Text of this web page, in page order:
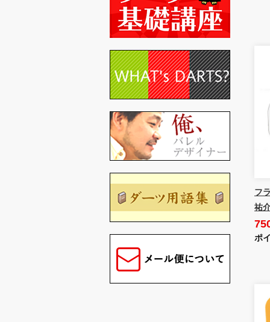
フ
祐
ポ